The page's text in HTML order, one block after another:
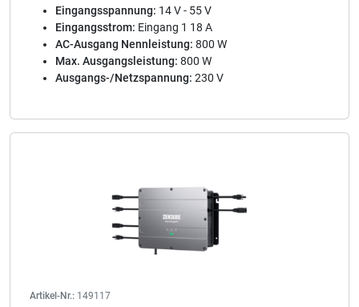
Eingangsspannung: 14 V - 55 V
Eingangsstrom: Eingang 1 18 A
AC-Ausgang Nennleistung: 800 W
Max. Ausgangsleistung: 800 W
Ausgangs-/Netzspannung: 230 V
Artikel-Nr.: 149117